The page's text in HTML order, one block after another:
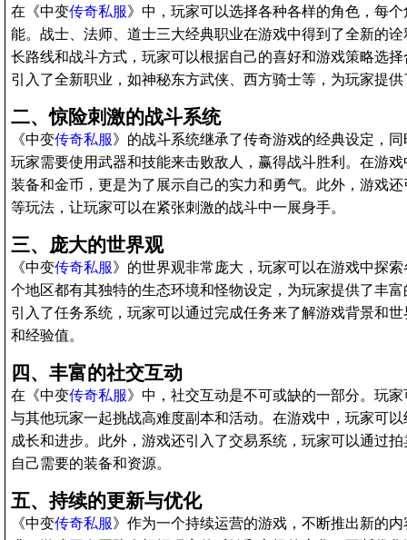
在《中变传奇私服》中，玩家可以选择各种各样的角色，每
能。战士、法师、道士三大经典职业在游戏中得到了全新的
长路线和战斗方式，玩家可以根据自己的喜好和游戏策略选
引入了全新职业，如神秘东方武侠、西方骑士等，为玩家提
二、惊险刺激的战斗系统
《中变传奇私服》的战斗系统继承了传奇游戏的经典设定，
玩家需要使用武器和技能来击败敌人，赢得战斗胜利。在游
装备和金币，更是为了展示自己的实力和勇气。此外，游戏
等玩法，让玩家可以在紧张刺激的战斗中一展身手。
三、庞大的世界观
《中变传奇私服》的世界观非常庞大，玩家可以在游戏中探
个地区都有其独特的生态环境和怪物设定，为玩家提供了丰
引入了任务系统，玩家可以通过完成任务来了解游戏背景和
和经验值。
四、丰富的社交互动
在《中变传奇私服》中，社交互动是不可或缺的一部分。玩
与其他玩家一起挑战高难度副本和活动。在游戏中，玩家可
成长和进步。此外，游戏还引入了交易系统，玩家可以通过
自己需要的装备和资源。
五、持续的更新与优化
《中变传奇私服》作为一个持续运营的游戏，不断推出新的